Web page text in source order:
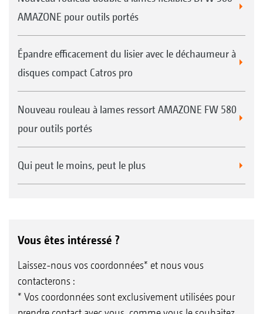
AMAZONE pour outils portés
Épandre efficacement du lisier avec le déchaumeur à
disques compact Catros pro
Nouveau rouleau à lames ressort AMAZONE FW 580
pour outils portés
Qui peut le moins, peut le plus
Vous êtes intéressé ?
Laissez-nous vos coordonnées* et nous vous
contacterons :
* Vos coordonnées sont exclusivement utilisées pour